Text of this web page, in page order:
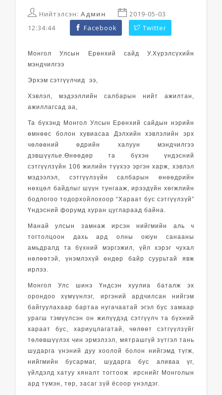
Нийтэлсэн: Админ
2019-05-03
12:34:44
Facebook Twitter
Монгол Улсын Ерөнхий сайд У.Хүрэлсүхийн
мэндчилгээ
Эрхэм сэтгүүлчид ээ,
Хэвлэл, мэдээллийн салбарын нийт ажилтан,
ажиллагсад аа,
Та бүхэнд Монгол Улсын Ерөнхий сайдын нэрийн
өмнөөс болон хувиасаа Дэлхийн хэвлэлийн эрх
чөлөөний өдрийн халуун мэндчилгээ
дэвшүүлье.Өнөөдөр та бүхэн үндэсний
сэтгүүлзүйн 106 жилийн түүхээ эргэн харж, хэвлэл
мэдээлэл, сэтгүүлзүйн салбарын өнөөдрийн
нөхцөл байдлыг шүүн тунгааж, ирээдүйн хөгжлийн
бодлогоо тодорхойлохоор “Хараат бус сэтгүүлзүй”
Үндэсний форумд хуран цуглараад байна.
Манай улсын замнаж ирсэн нийгмийн аль ч
тогтолцоон дахь ард олны оюун санааны
амьдралд та бүхний мэргэжил, үйл хэрэг чухал
нөлөөтэй, үнэмлэхүй өндөр байр суурьтай явж
ирлээ.
Монгол Улс шинэ Үндсэн хуулиа баталж эх
орондоо хүмүүнлэг, иргэний ардчилсан нийгэм
байгуулахаар бартаа нугачаатай эгэл бус замаар
урагш тэмүүлсэн он жилүүдэд сэтгүүлч та бүхний
хараат бус, хариуцлагатай, чөлөөт сэтгүүлзүйг
төлөвшүүлэх чин эрмэлзэл, мятрашгүй зүтгэл тань
шударга үнэний дуу хоолой болон нийгэмд түгж,
нийгмийн бусармаг, шударга бус аливаа үг,
үйлдэлд хатуу хяналт тогтоож ирснийг Монголын
ард түмэн, төр, засаг зүй ёсоор үнэлдэг.